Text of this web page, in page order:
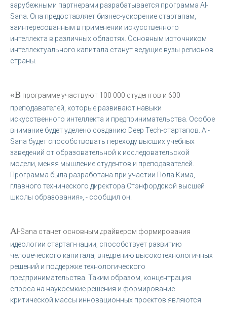
зарубежными партнерами разрабатывается программа AI-
Sana. Она предоставляет бизнес-ускорение стартапам,
заинтересованным в применении искусственного
интеллекта в различных областях. Основным источником
интеллектуального капитала станут ведущие вузы регионов
страны.
«В программе участвуют 100 000 студентов и 600
преподавателей, которые развивают навыки
искусственного интеллекта и предпринимательства. Особое
внимание будет уделено созданию Deep Tech-стартапов. AI-
Sana будет способствовать переходу высших учебных
заведений от образовательной к исследовательской
модели, меняя мышление студентов и преподавателей.
Программа была разработана при участии Пола Кима,
главного технического директора Стэнфордской высшей
школы образования», - сообщил он.
A I-Sana станет основным драйвером формирования
идеологии стартап-нации, способствует развитию
человеческого капитала, внедрению высокотехнологичных
решений и поддержке технологического
предпринимательства. Таким образом, концентрация
спроса на наукоемкие решения и формирование
критической массы инновационных проектов являются